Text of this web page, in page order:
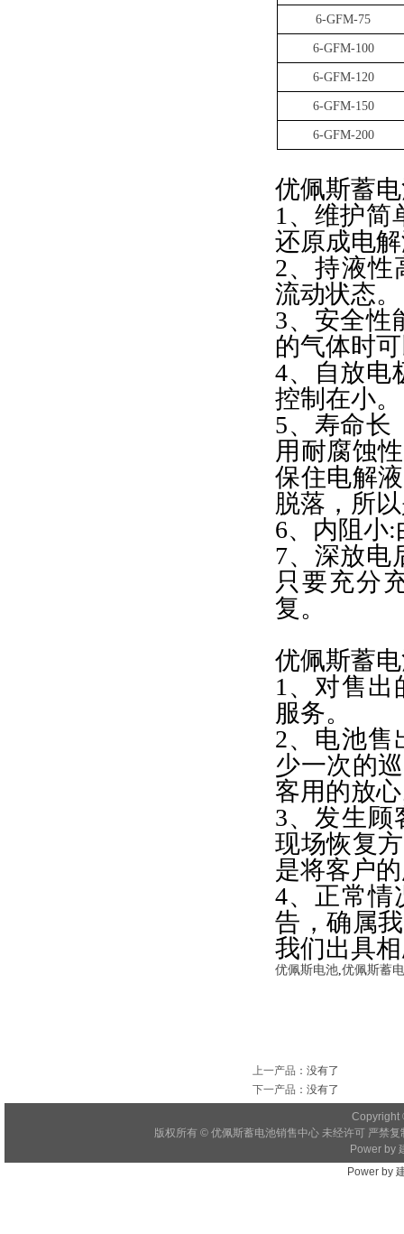
6-GFM-75
6-GFM-100
6-GFM-120
6-GFM-150
6-GFM-200
优佩斯蓄
1、维护简
还原成电
2、持液性
流动状态。
3、安全性
的气体时
4、自放电
控制在小。
5、寿命长
用耐腐蚀
保住电解
脱落，所
6、内阻小
7、深放电
只要充分
复。
优佩斯蓄
1、对售出
服务。
2、电池售
少一次的
客用的放
3、发生顾
现场恢复
是将客户
4、正常情
告，确属
我们出具
优佩斯电池,优佩斯蓄
上一产品 ：没有了
下一产品 ：没有了
Copyright
版权所有 © 优佩斯蓄电池销售中心 未经许可 严禁
Power by
Power by